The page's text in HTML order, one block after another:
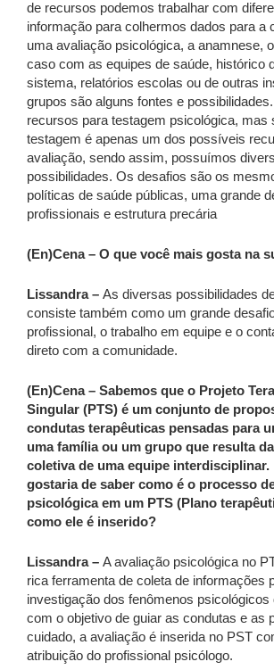
de recursos podemos trabalhar com
informação para colhermos dados para a
uma avaliação psicológica, a anamnese,
caso com as equipes de saúde, histórico
sistema, relatórios escolas ou de outras
grupos são alguns fontes e
recursos para testagem psicológica, mas
testagem é apenas um dos possíveis
avaliação, sendo assim, possuímos
possibilidades. Os desafios são os
políticas de saúde públicas, uma grande
profissionais e estrutura precária
(En)Cena – O que você mais gosta na
Lissandra – As diversas possibilidades
consiste também como um grande
profissional, o trabalho em equipe e o
direto com a comunidade.
(En)Cena – Sabemos que o Projeto
Singular (PTS) é um conjunto de
condutas terapêuticas pensadas para
uma família ou um grupo que resulta
coletiva de uma equipe interdisciplinar.
gostaria de saber como é o processo
psicológica em um PTS (Plano
como ele é inserido?
Lissandra – A avaliação psicológica no
rica ferramenta de coleta de informações
investigação dos fenômenos psicológicos
com o objetivo de guiar as condutas e as
cuidado, a avaliação é inserida no PST
atribuição do profissional psicólogo.